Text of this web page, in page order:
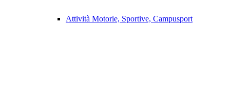
Attività Motorie, Sportive, Campusport